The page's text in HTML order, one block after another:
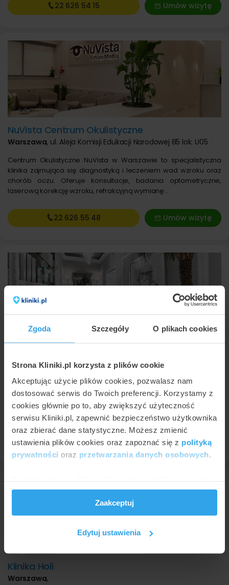
Zgoda Szczegóły O plikach cookies
Strona Kliniki.pl korzysta z plików cookie
Akceptując użycie plików cookies, pozwalasz nam
dostosować serwis do Twoich preferencji. Korzystamy z
cookies głównie po to, aby zwiększyć użyteczność
serwisu Kliniki.pl, zapewnić bezpieczeństwo użytkownika
oraz zbierać dane statystyczne. Możesz zmienić
ustawienia plików cookies oraz zapoznać się z polityką
prywatności oraz przetwarzania danych osobowych.
i reklam, aby oferować funkcje społecznościowe i
analizować ruch w naszej witrynie. Informacje o tym, jak
korzystasz z naszej witryny, udostępniamy partnerom
społecznościowym, reklamowym i analitycznym.
otrzymanymi od Ciebie lub uzyskanymi podczas
korzystania z ich usług.
Zaakceptuj
Edytuj ustawienia
Umów wizytę
22 626 54 15
NuVista Centrum Okulistyczne
Warszawa, ul. Aleja Komisji Edukacji Narodowej 85 lok. U05
Centrum Okulistyczne NuVista w Warszawie to specjalistyczna
klinika zajmująca się diagnostyką i leczeniem wad wzroku oraz
chorób oczu. Oferuje konsultacje, badania optometryczne,
laserową korekcję wzroku, refrakcyjną wymianę…
Umów wizytę
22 626 55 48
Micropigment Art Studio Stefan Żurawski
10•Rewelacyjna•90 opinii
W Micropigment Art Studio Stefan Żurawski pomaga w
rozwiązywaniu problemów dotyczących skóry głowy i włosów u
osób dorosłych oraz dzieci. Specjalizuje się w mikropigmentacji
skóry głowy, zabiegu który pozwala na optyczne…
94 73284 63
Klinika Holi
Warszawa,